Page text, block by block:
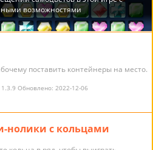
поставить контейнеры на место.
Обновлено: 2022-12-06
нолики с кольцами